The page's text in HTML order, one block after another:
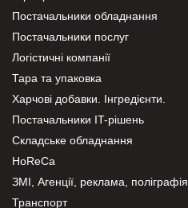
Постачальники обладнання
Постачальники послуг
Логістичні компанії
Тара та упаковка
Харчові добавки. Інгредієнти.
Постачальники IT-рішень
Складське обладнання
HoReCa
ЗМІ, Агенції, реклама, поліграфія
Транспорт